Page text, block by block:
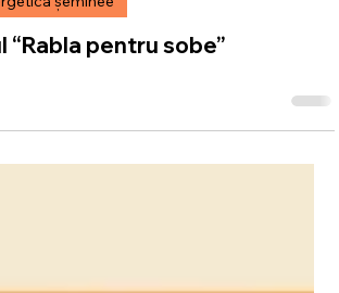
0 min read
“Rabla pentru sobe”